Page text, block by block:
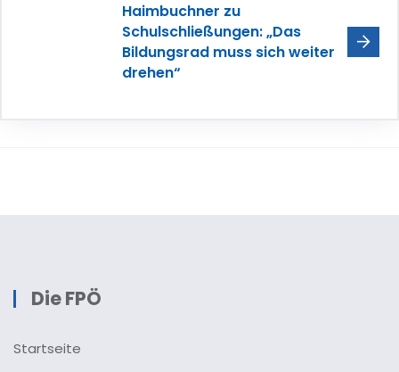
Haimbuchner zu
Schulschließungen: „Das
Bildungsrad muss sich weiter
drehen“
Die FPÖ
Startseite